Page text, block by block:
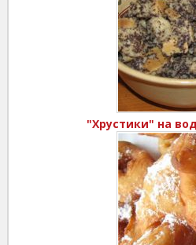
"Хрустики" на